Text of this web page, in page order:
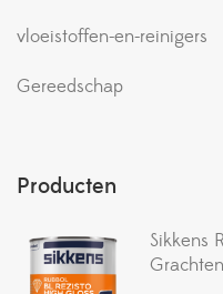
vloeistoffen-en-reinigers
Gereedschap
Producten
Sikkens